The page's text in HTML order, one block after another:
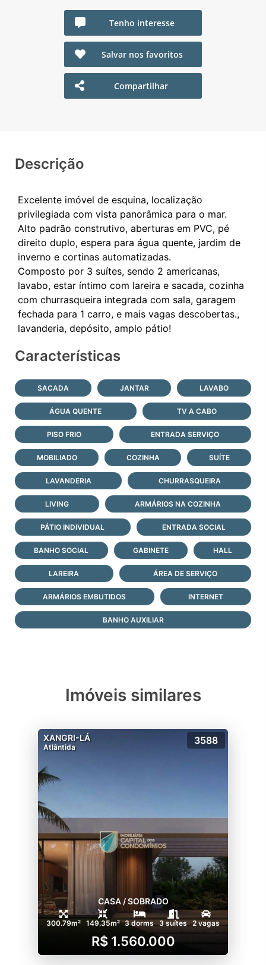
Tenho interesse
Salvar nos favoritos
Compartilhar
Descrição
Excelente imóvel de esquina, localização
privilegiada com vista panorâmica para o mar.
Alto padrão construtivo, aberturas em PVC, pé
direito duplo, espera para água quente, jardim de
inverno e cortinas automatizadas.
Composto por 3 suítes, sendo 2 americanas,
lavabo, estar íntimo com lareira e sacada, cozinha
com churrasqueira integrada com sala, garagem
fechada para 1 carro, e mais vagas descobertas.,
Características
SACADA JANTAR LAVABO
ÁGUA QUENTE TV A CABO
PISO FRIO ENTRADA SERVIÇO
MOBILIADO COZINHA SUÍTE
LAVANDERIA CHURRASQUEIRA
LIVING ARMÁRIOS NA COZINHA
PÁTIO INDIVIDUAL ENTRADA SOCIAL
BANHO SOCIAL GABINETE HALL
LAREIRA ÁREA DE SERVIÇO
ARMÁRIOS EMBUTIDOS INTERNET
BANHO AUXILIAR
Imóveis similares
XANGRI-LÁ
Atlântida
3588
CASA / SOBRADO
300.79m² 149.35m² 3 dorms 3 suítes 2 vagas
R$ 1.560.000